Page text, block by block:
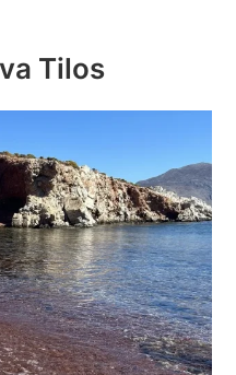
Tilos